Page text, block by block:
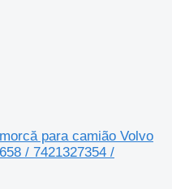
para camião Volvo
/ 7421327354 /